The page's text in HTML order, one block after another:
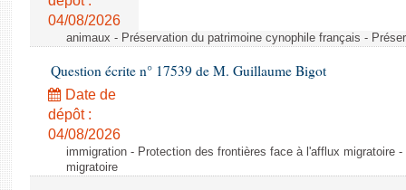
04/08/2026
animaux - Préservation du patrimoine cynophile français -
Question écrite n° 17539 de M. Guillaume Bigot
Date de
dépôt :
04/08/2026
immigration - Protection des frontières face à l'afflux migratoire
migratoire